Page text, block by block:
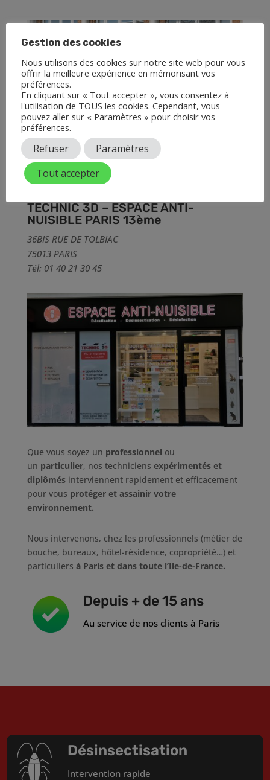
TECHNIC 3D – ESPACE ANTI-
NUISIBLE PARIS 13ème
36BIS RUE DE TOLBIAC
75013 PARIS
Tél: 01 40 21 30 45
Que vous soyez un professionnel ou
un particulier, nos techniciens expérimentés et
diplômés interviennent rapidement et efficacement
pour vous protéger et assainir votre
environnement.
Nous intervenons, chez les professionnels (métier de
bouche, bureaux, hôtel-résidence, copropriété…) et
particuliers à Paris et dans toute l’Ile-de-France.
Depuis + de 15 ans
Au service de nos clients à Paris
Désinsectisation
Intervention rapide
Gestion des cookies
Nous utilisons des cookies sur notre site web pour vous
offrir la meilleure expérience en mémorisant vos
préférences.
En cliquant sur « Tout accepter », vous consentez à
l'utilisation de TOUS les cookies. Cependant, vous
pouvez aller sur « Paramètres » pour choisir vos
préférences.
Refuser
Paramètres
Tout accepter